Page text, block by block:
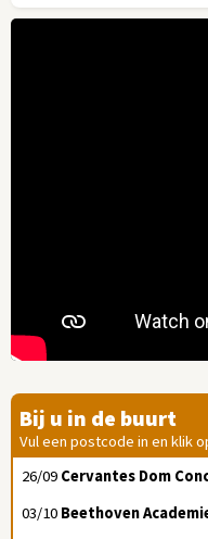
Bij u in de buurt
Vul een postcode in en klik
26/09 Cervantes Dom
03/10 Beethoven